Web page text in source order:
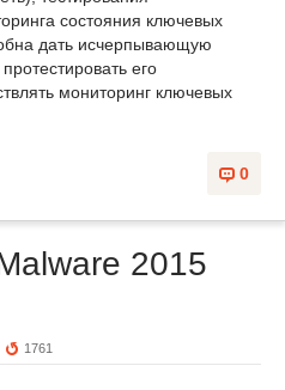
состояния ключевых
дать исчерпывающую
его
мониторинг ключевых
0
2015
1761